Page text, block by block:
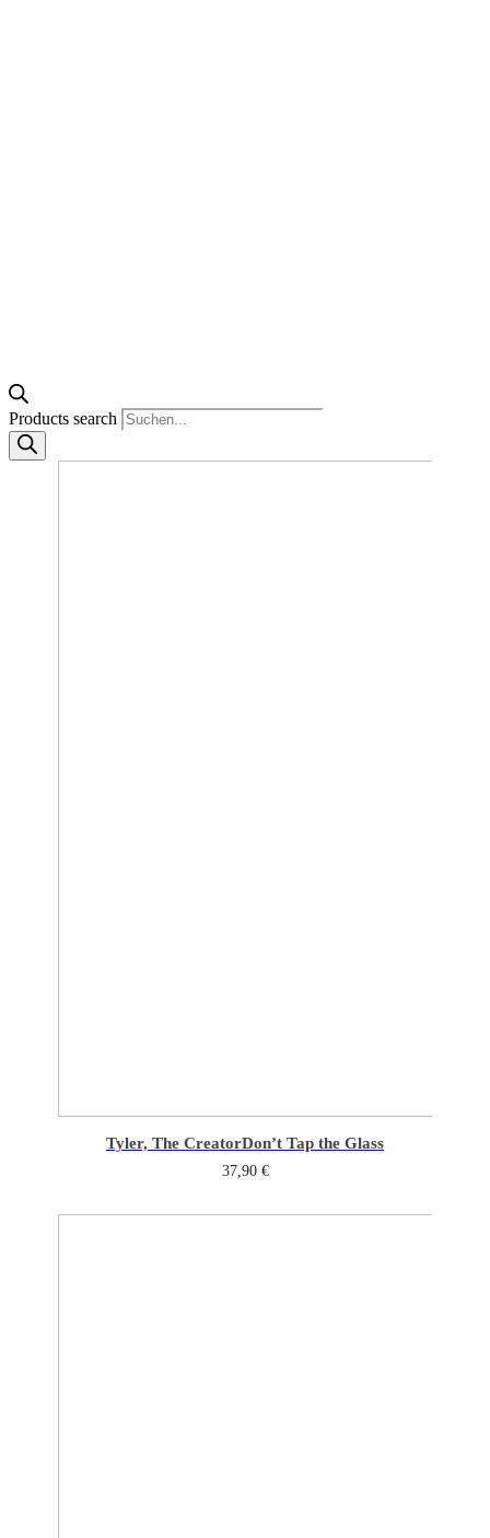
Products search
Tyler, The CreatorDon’t Tap the Glass
37,90 €